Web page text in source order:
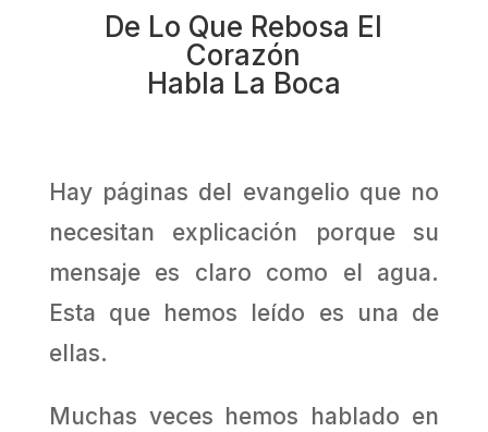
De Lo Que Rebosa El
Corazón
Habla La Boca
Hay páginas del evangelio que no
necesitan explicación porque su
mensaje es claro como el agua.
Esta que hemos leído es una de
ellas.
Muchas veces hemos hablado en